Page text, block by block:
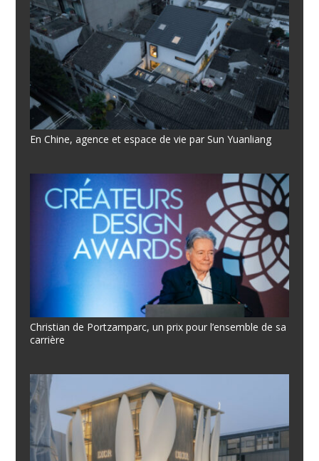
En Chine, agence et espace de vie par Sun Yuanliang
Christian de Portzamparc, un prix pour l’ensemble de sa
carrière